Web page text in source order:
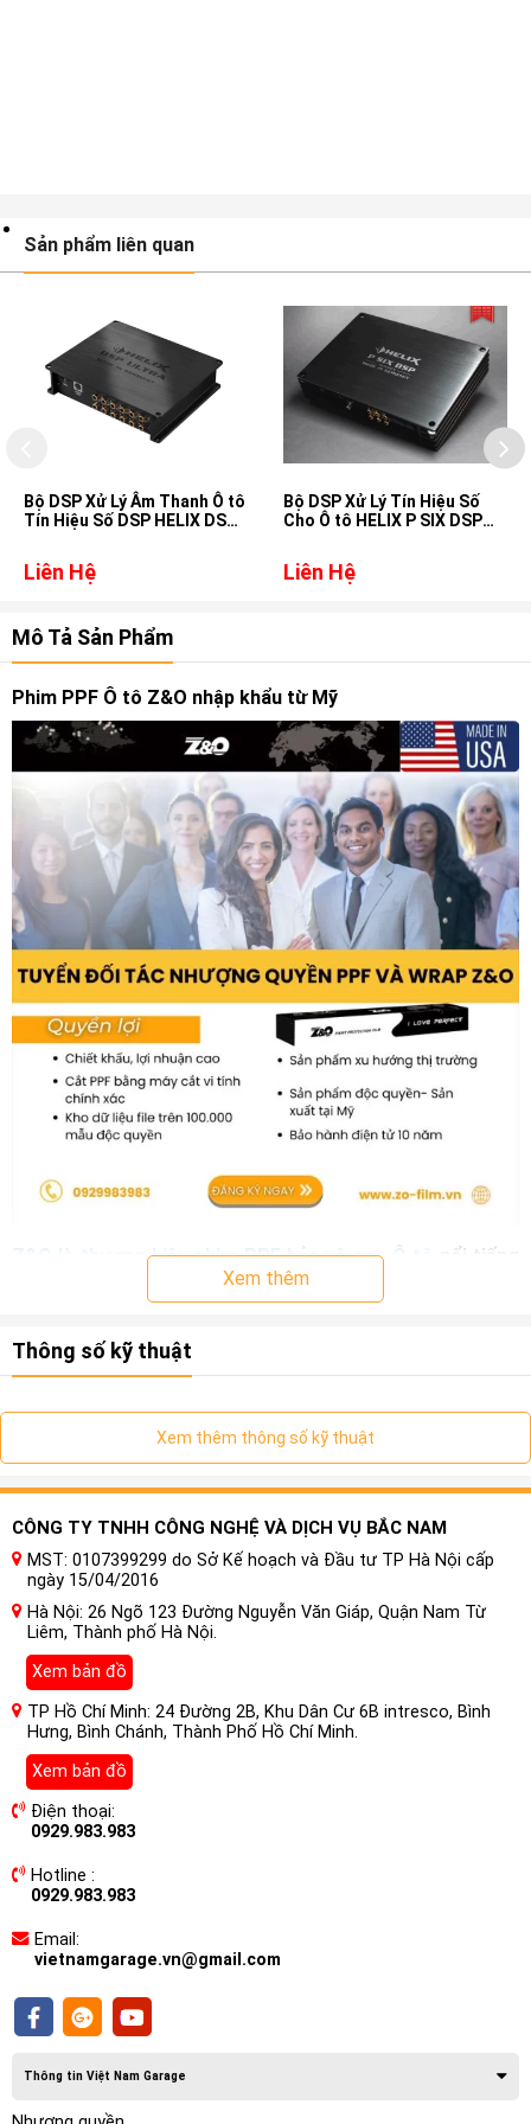
Sản phẩm liên quan
Bộ DSP Xử Lý Âm Thanh Ô tô
Tín Hiệu Số DSP HELIX DSP
Liên Hệ
Bộ DSP Xử Lý Tín Hiệu Số
Cho Ô tô HELIX P SIX DSP
Liên Hệ
Mô Tả Sản Phẩm
Phim PPF Ô tô Z&O nhập khẩu từ Mỹ
Z&O là thương hiệu phim PPF bảo vệ sơn Ô tô
nổi tiếng
thuộc sở hữu của Dakos, sản phẩm được nhập
khẩu từ Mỹ. Các sản phẩm của hãng đã trải qua 6 lần lặp lại
dựa trên vật liệu TPU và công nghệ phủ, các công nghệ cốt
lõi “lớp phủ nano ngang ZO-AIR” và “công nghệ phủ cách
giải quyết hiệu quả các vấn đề ố vàng và rỉ sét. và các vấn đề
khác, có kỹ thuật ở trình độ quốc tế hàng đầu.
polyurethane, Chứa polymer chống tia cực tím, chống ố vàng,
chống va chạm, có thể cách ly bề mặt sơn xe với không khí
sau khi lắp đặt, chống mưa axit, chống oxy hóa , chống trầy
xước, bảo vệ sơn xe lâu dài.
Thông số phim PPF Z&O Z80 Pro USA
1.Sử dụng màng nhựa TPU hoặc PVC polyme cao cấp
Xem thêm
Thông số kỹ thuật
Xem thêm thông số kỹ thuật
CÔNG TY TNHH CÔNG NGHỆ VÀ DỊCH VỤ BẮC NAM
MST: 0107399299 do Sở Kế hoạch và Đầu tư TP Hà Nội cấp
ngày 15/04/2016
Hà Nội: 26 Ngõ 123 Đường Nguyễn Văn Giáp, Quận Nam Từ
Liêm, Thành phố Hà Nội.
Xem bản đồ
TP Hồ Chí Minh: 24 Đường 2B, Khu Dân Cư 6B intresco, Bình
Hưng, Bình Chánh, Thành Phố Hồ Chí Minh.
Xem bản đồ
Điện thoại:
0929.983.983
Hotline :
0929.983.983
Email:
vietnamgarage.vn@gmail.com
Thông tin Việt Nam Garage